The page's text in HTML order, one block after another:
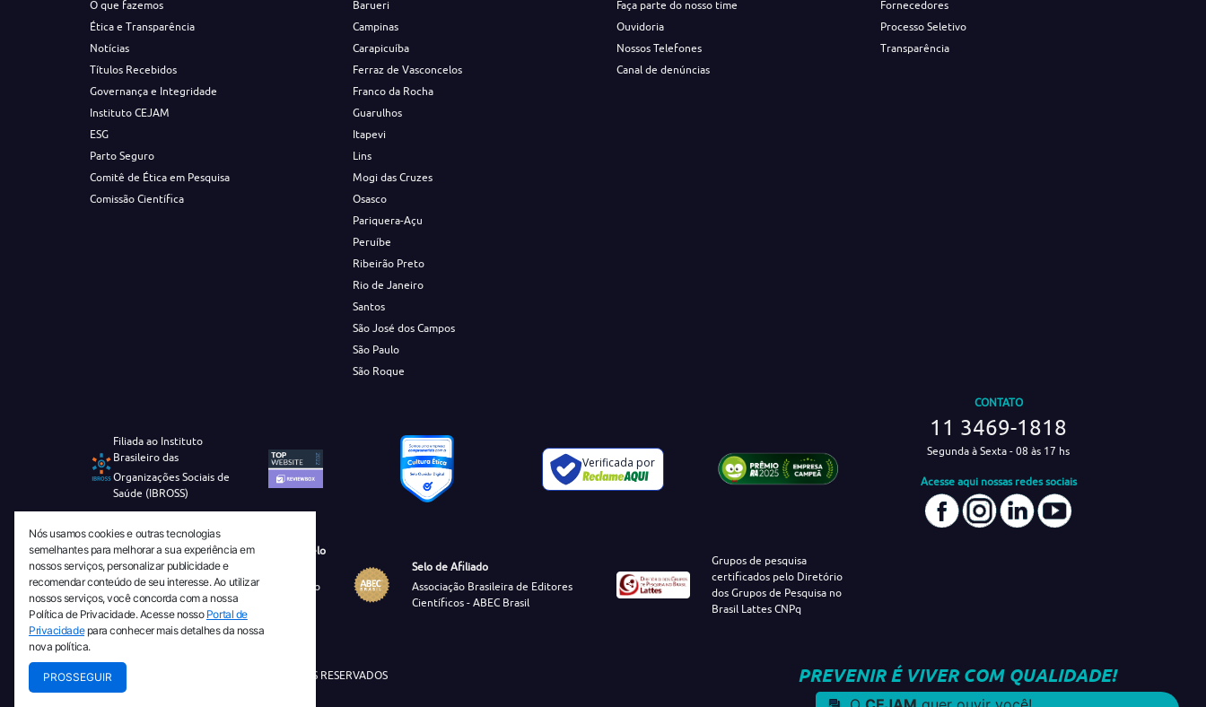
O que fazemos
Ética e Transparência
Notícias
Títulos Recebidos
Governança e Integridade
Instituto CEJAM
ESG
Parto Seguro
Comitê de Ética em Pesquisa
Comissão Científica
Barueri
Campinas
Carapicuíba
Ferraz de Vasconcelos
Franco da Rocha
Guarulhos
Itapevi
Lins
Mogi das Cruzes
Osasco
Pariquera-Açu
Peruíbe
Ribeirão Preto
Rio de Janeiro
Santos
São José dos Campos
São Paulo
São Roque
Faça parte do nosso time
Ouvidoria
Nossos Telefones
Canal de denúncias
Fornecedores
Processo Seletivo
Transparência
Filiada ao Instituto
Brasileiro das
Organizações Sociais de
Saúde (IBROSS)
Verificada por
CONTATO
11 3469-1818
Segunda à Sexta - 08 às 17 hs
Acesse aqui nossas redes sociais
Revista Tecnico-Cientifica CEJAM Selo
Diamante de Ciência Aberta
Diretório Migulim Instituto Brasileiro
de Informação em Ciência e
Tecnologia - IBICT
Selo de Afiliado
Associação Brasileira de Editores
Científicos - ABEC Brasil
Grupos de pesquisa
certificados pelo Diretório
dos Grupos de Pesquisa no
Brasil Lattes CNPq
© 2026 TODOS OS DIREITOS RESERVADOS PREVENIR É VIVER COM QUALIDADE!
Nós usamos cookies e outras tecnologias
semelhantes para melhorar a sua experiência em
nossos serviços, personalizar publicidade e
recomendar conteúdo de seu interesse. Ao utilizar
nossos serviços, você concorda com a nossa
Política de Privacidade. Acesse nosso Portal de
Privacidadepara conhecer mais detalhes da nossa
nova política.
PROSSEGUIR